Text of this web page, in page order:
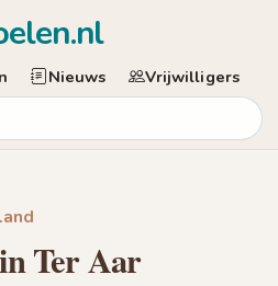
Nieuws Vrijwilligers
Ter Aar